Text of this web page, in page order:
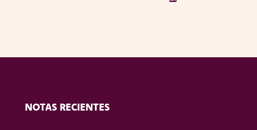
NOTAS RECIENTES